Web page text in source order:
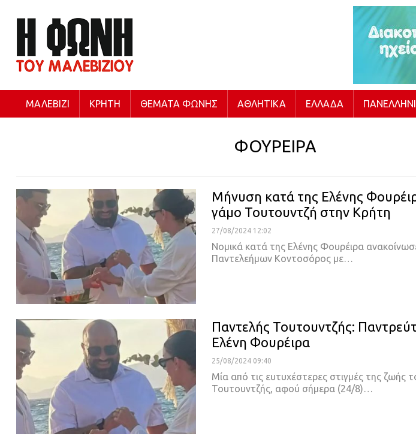
ΜΑΛΕΒΊΖΙ ΚΡΉΤΗ ΘΈΜΑΤΑ ΦΩΝΉΣ ΑΘΛΗΤΙΚΆ ΕΛΛΆΔΑ
ΦΟΥΡΕΙΡΑ
Μήνυση κατά της Ελένης
γάμο Τουτουντζή στην Κρήτη
27/08/2024 12:02
Νομικά κατά της Ελένης Φουρέιρα
Παντελεήμων Κοντοσόρος με…
Παντελής Τουτουντζής:
Ελένη Φουρέιρα
25/08/2024 09:40
Μία από τις ευτυχέστερες στιγμές της ζωής
Τουτουντζής, αφού σήμερα (24/8)…